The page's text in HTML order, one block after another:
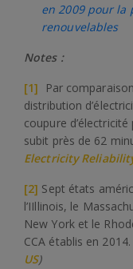
en 2009 pour la
renouvelables
Notes :
[1] Par
distribution
coupure
subit près de 62
Electricity
[2] Sept états
l’IIllinois, le
New York et le
CCA établis en 2014.
US)